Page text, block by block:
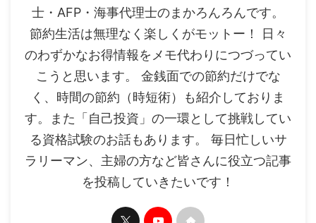
士・AFP・海事代理士のまかろんろんです。
節約生活は無理なく楽しくがモットー！ 日々
のわずかなお得情報をメモ代わりにつづってい
こうと思います。 金銭面での節約だけでな
く、時間の節約（時短術）も紹介しておりま
す。また「自己投資」の一環として挑戦してい
る資格試験のお話もあります。 毎日忙しいサ
ラリーマン、主婦の方など皆さんに役立つ記事
を投稿していきたいです！